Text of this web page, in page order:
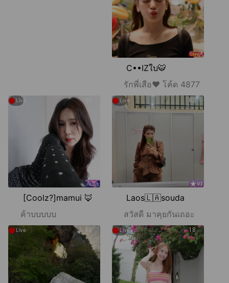
C••IZใบ🐯
รักพี่เสือ♥️ โค้ด 4877
● Live
[Coolz?]mamui 🦊
ค้าบบบบบ
82
● Live
Laos🇱🇦souda
สวัสดี มาคุยกันเถอะ
68
●Live 18
●Live